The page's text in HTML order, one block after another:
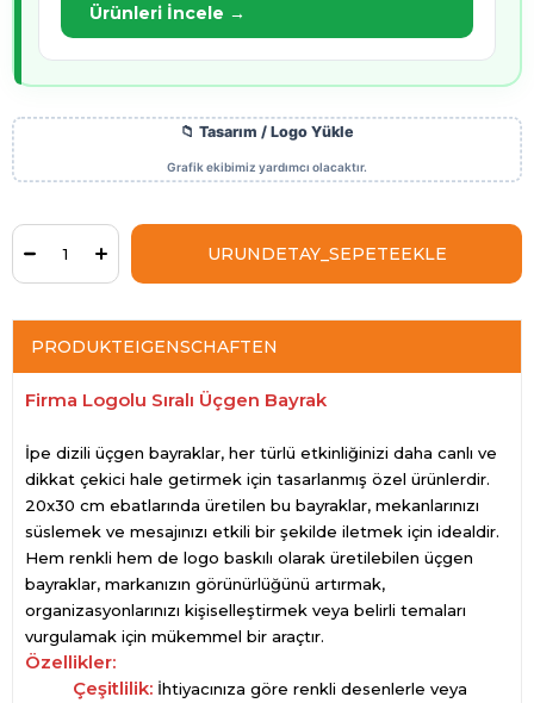
Ürünleri İncele →
PRODUKTEIGENSCHAFTEN
Firma Logolu Sıralı Üçgen Bayrak
İpe dizili üçgen bayraklar, her türlü etkinliğinizi daha canlı ve
dikkat çekici hale getirmek için tasarlanmış özel ürünlerdir.
20x30 cm ebatlarında üretilen bu bayraklar, mekanlarınızı
süslemek ve mesajınızı etkili bir şekilde iletmek için idealdir.
Hem renkli hem de logo baskılı olarak üretilebilen üçgen
bayraklar, markanızın görünürlüğünü artırmak,
organizasyonlarınızı kişiselleştirmek veya belirli temaları
vurgulamak için mükemmel bir araçtır.
Özellikler:
Çeşitlilik: İhtiyacınıza göre renkli desenlerle veya